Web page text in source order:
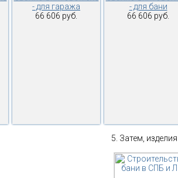
- для гаража
66 606 руб.
- для бани
66 606 руб.
Затем,